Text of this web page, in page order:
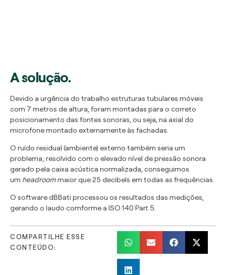
A solução.
Devido a urgência do trabalho estruturas tubulares móveis
com 7 metros de altura, foram montadas para o correto
posicionamento das fontes sonoras, ou seja, na axial do
microfone montado externamente às fachadas.
O ruído residual (ambiente) externo também seria um
problema; resolvido com o elevado nível de pressão sonora
gerado pela caixa acústica normalizada, conseguimos
um headroommaior que 25 decibels em todas as frequências.
O software dBBati processou os resultados das medições,
gerando o laudo comforme a ISO 140 Part 5.
COMPARTILHE ESSE
CONTEÚDO: